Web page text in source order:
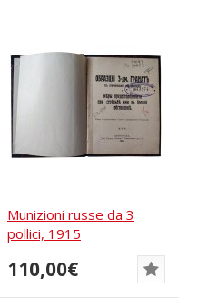
Munizioni russe da 3
pollici, 1915
110,00€